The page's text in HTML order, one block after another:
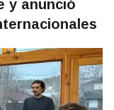
y anunció